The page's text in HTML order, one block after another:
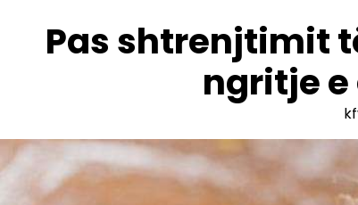
Pas shtrenjtimit
ngritje